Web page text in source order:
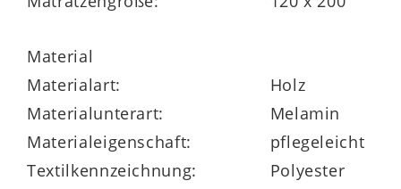
Wickel- und Schubladenkommoden,
Material
Materialart:
Holz
Materialunterart:
Melamin
Materialeigenschaft:
pflegeleicht
Textilkennzeichnung:
Polyester